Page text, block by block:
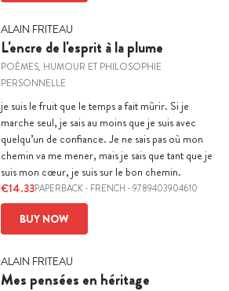
ALAIN FRITEAU
L'encre de l'esprit à la plume
POÈMES, HUMOUR ET PHILOSOPHIE
PERSONNELLE
je suis le fruit que le temps a fait mûrir. Si je
marche seul, je sais au moins que je suis avec
quelqu’un de confiance. Je ne sais pas où mon
chemin va me mener, mais je sais que tant que je
suis mon cœur, je suis sur le bon chemin.
€14.33PAPERBACK- FRENCH - 9789403904610
BUY NOW
ALAIN FRITEAU
Mes pensées en héritage